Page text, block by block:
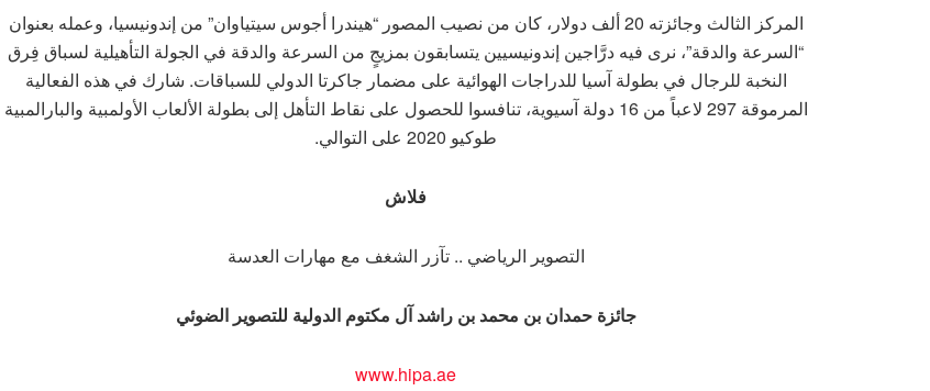
المركز الثالث وجائزته 20 ألف دولار، كان من نصيب المصور “هيندرا أجوس سيتياوان” من إندونيسيا، وعمله بعنوان
“السرعة والدقة”، نرى فيه درَّاجين إندونيسيين يتسابقون بمزيجٍ من السرعة والدقة في الجولة التأهيلية لسباق فِرق
النخبة للرجال في بطولة آسيا للدراجات الهوائية على مضمار جاكرتا الدولي للسباقات. شارك في هذه الفعالية
المرموقة 297 لاعباً من 16 دولة آسيوية، تنافسوا للحصول على نقاط التأهل إلى بطولة الألعاب الأولمبية والبارالمبية
طوكيو 2020 على التوالي.
فلاش
التصوير الرياضي .. تآزر الشغف مع مهارات العدسة
جائزة حمدان بن محمد بن راشد آل مكتوم الدولية للتصوير الضوئي
www.hipa.ae